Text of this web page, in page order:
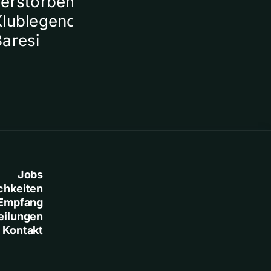
Franco
Jobs
Kontakt